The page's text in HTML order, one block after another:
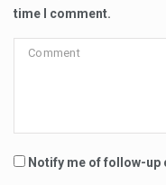
time I comment.
Notify me of follow-up